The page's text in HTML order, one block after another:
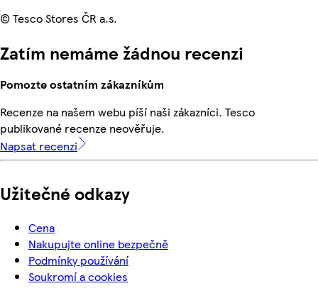
© Tesco Stores ČR a.s.
Zatím nemáme žádnou recenzi
Pomozte ostatním zákazníkům
Recenze na našem webu píší naši zákazníci. Tesco
publikované recenze neověřuje.
Napsat recenzi
Užitečné odkazy
Cena
Nakupujte online bezpečně
Podmínky používání
Soukromí a cookies